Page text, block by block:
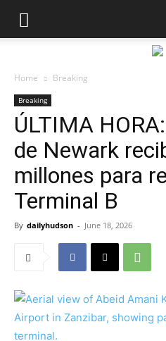
Home Breaking
Breaking
ÚLTIMA
de Newark
millones para
Terminal B
By dailyhudson - June 18, 2026